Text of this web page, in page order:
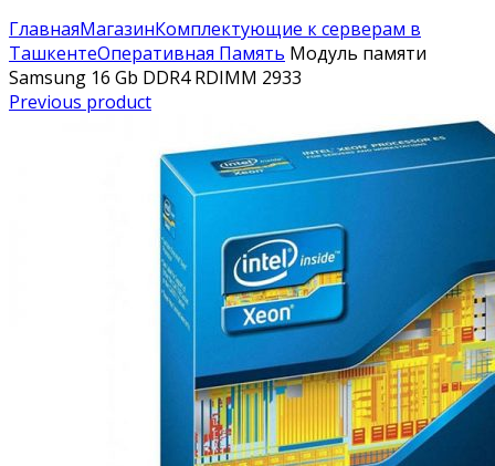
ГлавнаяМагазинКомплектующие к серверам в
ТашкентеОперативная Память Модуль памяти
Samsung 16 Gb DDR4 RDIMM 2933
Previous product